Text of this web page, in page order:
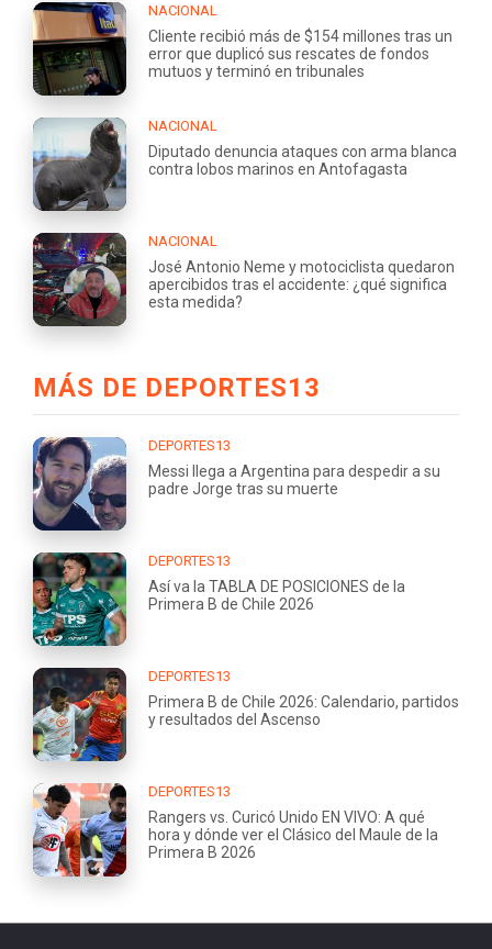
NACIONAL
Cliente recibió más de $154 millones tras un
error que duplicó sus rescates de fondos
mutuos y terminó en tribunales
NACIONAL
Diputado denuncia ataques con arma blanca
contra lobos marinos en Antofagasta
NACIONAL
José Antonio Neme y motociclista quedaron
apercibidos tras el accidente: ¿qué significa
esta medida?
MÁS DE DEPORTES13
DEPORTES13
Messi llega a Argentina para despedir a su
padre Jorge tras su muerte
DEPORTES13
Así va la TABLA DE POSICIONES de la
Primera B de Chile 2026
DEPORTES13
Primera B de Chile 2026: Calendario, partidos
y resultados del Ascenso
DEPORTES13
Rangers vs. Curicó Unido EN VIVO: A qué
hora y dónde ver el Clásico del Maule de la
Primera B 2026